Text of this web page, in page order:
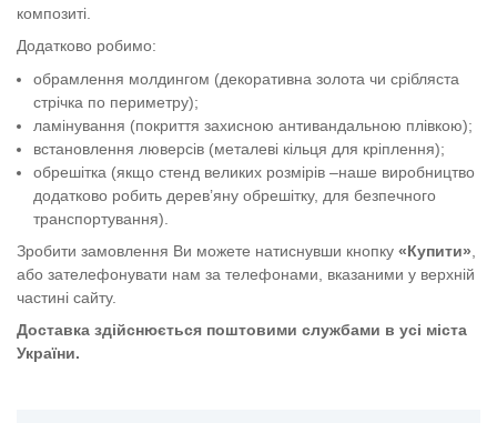
композиті.
Додатково робимо:
обрамлення молдингом (декоративна золота чи срібляста
стрічка по периметру);
ламінування (покриття захисною антивандальною плівкою);
встановлення люверсів (металеві кільця для кріплення);
обрешітка (якщо стенд великих розмірів –наше виробництво
додатково робить дерев’яну обрешітку, для безпечного
транспортування).
Зробити замовлення Ви можете натиснувши кнопку «Купити»
або зателефонувати нам за телефонами, вказаними у верхній
частині сайту.
Доставка здійснюється поштовими службами в усі міста
України.